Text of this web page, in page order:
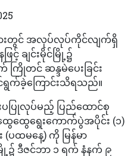
ျားတွင် အလုပ်လုပ်ကိုင်လျက်ရှိ
ြင့် ချင်းမိုင်မြို့၌
ြိုတင် ဆန္ဒမဲပေးခြင်း
က်ခဲ့ကြောင်းသိရသည်။
ပြုလုပ်မည့် ပြည်ထောင်စု
ေထွေရွေးကောက်ပွဲအပိုင်း (၁)
ပထမနေ့) ကို မြန်မာ
ြို့၌ ဒီဇင်ဘာ ၁ ရက် နံနက် ၉